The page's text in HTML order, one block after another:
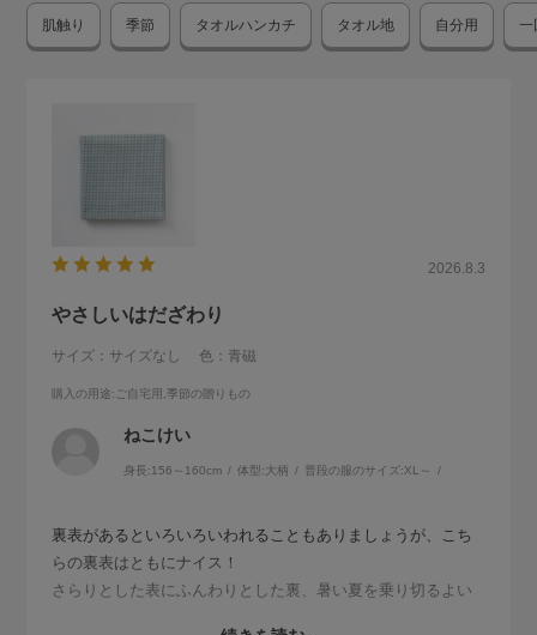
肌触り 季節 タオルハンカチ タオル地 自分用 一
2026.8.3
やさしいはだざわり
サイズ：サイズなし 色：青磁
購入の用途:ご自宅用,季節の贈りもの
ねこけい
身長:156～160cm 体型:大柄 普段の服のサイズ:XL～
裏表があるといろいろいわれることもありましょうが、こち
らの裏表はともにナイス！
さらりとした表にふんわりとした裏、暑い夏を乗り切るよい